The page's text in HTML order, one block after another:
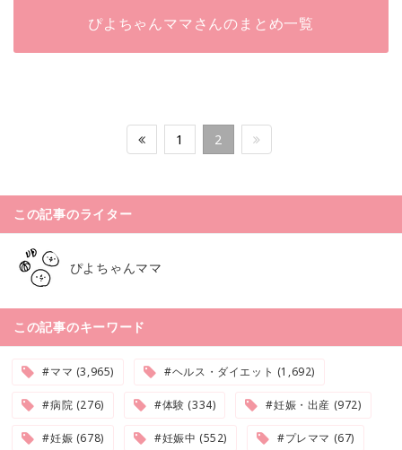
ぴよちゃんママさんのまとめ一覧
1 2
この記事のライター
ぴよちゃんママ
この記事のキーワード
#ママ (3,965) #ヘルス・ダイエット (1,692)
#病院 (276) #体験 (334) #妊娠・出産 (972)
#妊娠 (678) #妊娠中 (552) #プレママ (67)